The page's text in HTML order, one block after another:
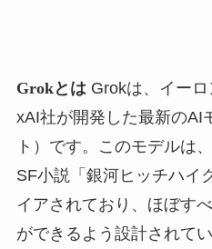
Grokとは Grokは、イー
xAI社が開発した最新のAI
ト）です。このモデルは
SF小説「銀河ヒッチハイ
イアされており、ほぼす
ができるよう設計されてい